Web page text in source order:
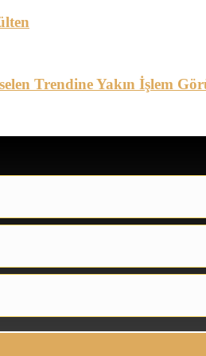
Trendine Yakın İşlem